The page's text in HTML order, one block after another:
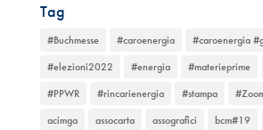
Tag
#Buchmesse #caroenergia
#caroenergia
#elezioni2022
#energia #materieprime
#PPWR
#rincarienergia #stampa
acimga
assocarta assografici bcm#19